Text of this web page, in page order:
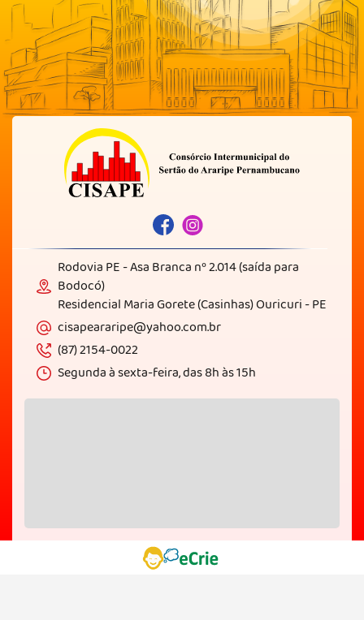
Rodovia PE - Asa Branca nº 2.014 (saída para
Bodocó)
Residencial Maria Gorete (Casinhas) Ouricuri - PE
cisapeararipe@yahoo.com.br
(87) 2154-0022
Segunda à sexta-feira, das 8h às 15h